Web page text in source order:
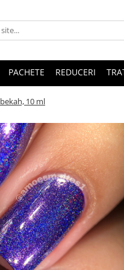
PACHETE REDUCERI
10 ml